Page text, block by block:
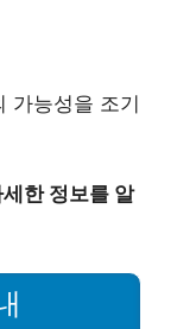
가능성을 조기
한 정보를 알